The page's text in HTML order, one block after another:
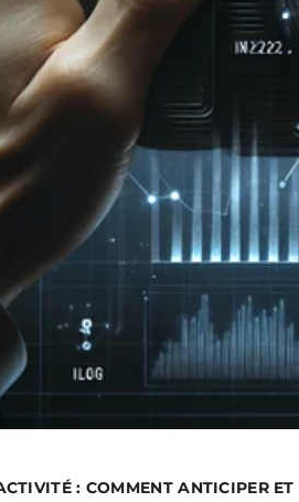
: COMMENT ANTICIPER